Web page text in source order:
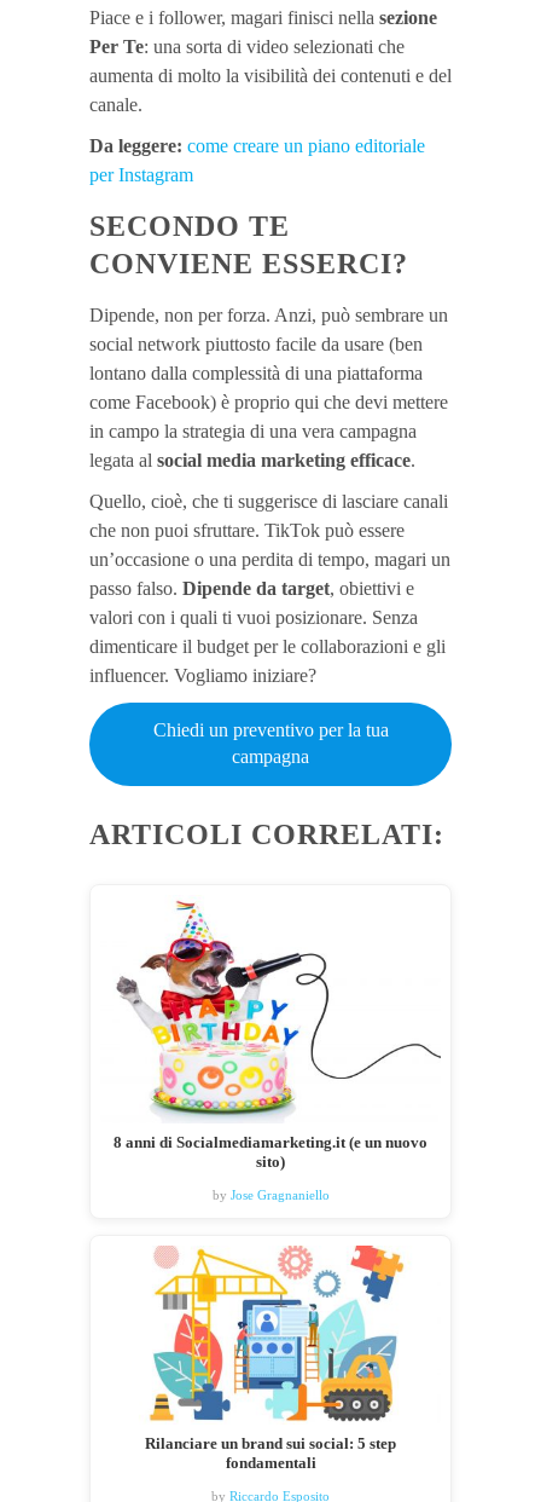
Piace e i follower, magari finisci nella sezione
Per Te: una sorta di video selezionati che
aumenta di molto la visibilità dei contenuti e del
canale.
Da leggere: come creare un piano editoriale
per Instagram
SECONDO TE
CONVIENE ESSERCI?
Dipende, non per forza. Anzi, può sembrare un
social network piuttosto facile da usare (ben
lontano dalla complessità di una piattaforma
come Facebook) è proprio qui che devi mettere
in campo la strategia di una vera campagna
legata al social media marketing efficace.
Quello, cioè, che ti suggerisce di lasciare canali
che non puoi sfruttare. TikTok può essere
un’occasione o una perdita di tempo, magari un
passo falso. Dipende da target, obiettivi e
valori con i quali ti vuoi posizionare. Senza
dimenticare il budget per le collaborazioni e gli
influencer. Vogliamo iniziare?
Chiedi un preventivo per la tua
campagna
ARTICOLI CORRELATI:
8 anni di Socialmediamarketing.it (e un nuovo
sito)
by Jose Gragnaniello
Rilanciare un brand sui social: 5 step
fondamentali
by Riccardo Esposito